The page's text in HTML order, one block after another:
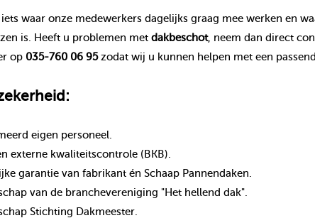
waar onze medewerkers dagelijks graag mee werken en
is. Heeft u problemen met dakbeschot, neem dan direct
op 035-760 06 95zodat wij u kunnen helpen met een
eigen personeel.
externe kwaliteitscontrole (BKB).
garantie van fabrikant én Schaap Pannendaken.
van de branchevereniging "Het hellend dak".
Stichting Dakmeester.